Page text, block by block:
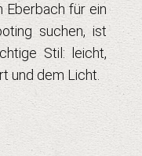
Eberbach für ein
suchen, ist
Stil: leicht,
und dem Licht.